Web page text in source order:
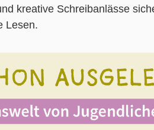
kreative Schreibanlässe
Lesen.